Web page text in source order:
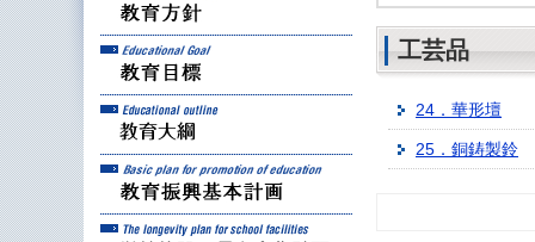
教育目標
教育大綱
教育振興基本計画
工芸品
24．華形壇
25．銅鋳製鈴